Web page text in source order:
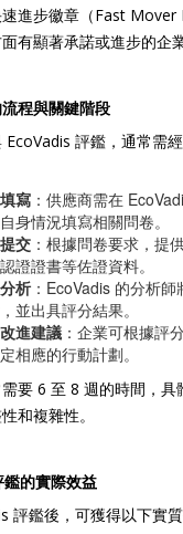
進步徽章（Fast Mover
有顯著承諾或進步的企業
程與關鍵階段
評鑑，通常需
寫 ：供應商需在
身情況填寫相關問卷。
交 ：根據問卷要求，提
證證書等佐證資料。
析 ：EcoVadis 的分析
並出具評分結果。
進建議 ：企業可根據評
相應的行動計劃。
要 6 至 8 週的時間，具
和複雜性。
的實際效益
評鑑後，可獲得以下實質